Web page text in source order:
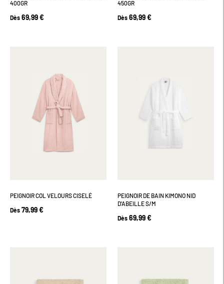
400GR
Dès 69,99 €
450GR
Dès 69,99 €
PEIGNOIR COL VELOURS CISELÉ
Dès 79,99 €
PEIGNOIR DE BAIN KIMONO NID
D'ABEILLE S/M
Dès 69,99 €